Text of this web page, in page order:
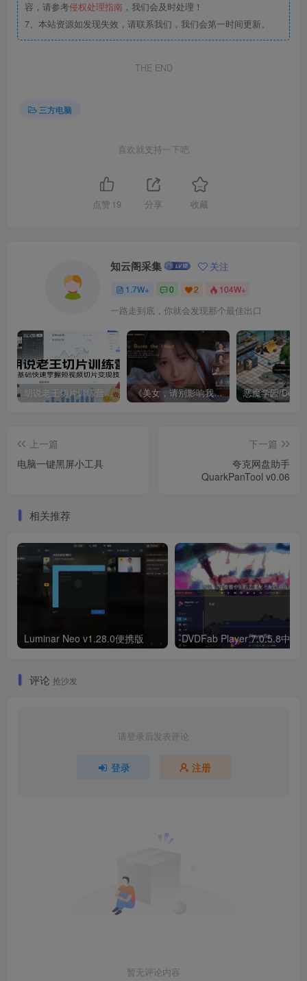
容，请参考侵权处理指南 ，我们会及时处理！
7、本站资源如发现失效，请联系我们，我们会第一时间更新。
THE END
三方电脑
喜欢就支持一下吧
点赞 19 分享 收藏
知云阁采集 关注
1.7W+ 0 2 104W+
一路走到底，你就会发现那个最佳出口
胡说老王切片训练营，零基础快速掌握短视频切片变现技巧 《美女，请别影响我成仙全球版》中文版
上一篇
电脑一键黑屏小工具
下一篇
夸克网盘助手
QuarkPanTool v0.06
相关推荐
Luminar Neo v1.28.0便携版 DVDFab Player 7.0.5.8中文
评论 抢沙发
请登录后发表评论
登录 注册
暂无评论内容